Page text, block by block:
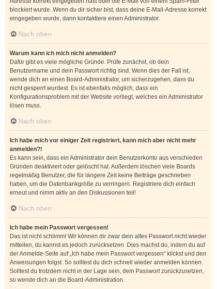
blockiert wurde. Wenn du dir sicher bist, dass deine E-Mail-Adresse korrekt
eingegeben wurde, dann kontaktiere einen Administrator.
Nach oben
Warum kann ich mich nicht anmelden?
Dafür gibt es viele mögliche Gründe. Prüfe zunächst, ob dein
Benutzername und dein Passwort richtig sind. Wenn dies der Fall ist,
wende dich an einen Board-Administrator, um sicherzugehen, dass du
nicht gesperrt wurdest. Es ist ebenfalls möglich, dass ein
Konfigurationsproblem mit der Website vorliegt, welches ein Administrator
lösen muss.
Nach oben
Ich habe mich vor einiger Zeit registriert, kann mich aber nicht mehr
anmelden?!
Es kann sein, dass ein Administrator dein Benutzerkonto aus verschieden
Gründen deaktiviert oder gelöscht hat. Außerdem löschen viele Boards
regelmäßig Benutzer, die für längere Zeit keine Beiträge geschrieben
haben, um die Datenbankgröße zu verringern. Registriere dich einfach
erneut und nimm aktiv an den Diskussionen teil!
Nach oben
Ich habe mein Passwort vergessen!
Das ist nicht schlimm! Wir können dir zwar dein altes Passwort nicht wieder
mitteilen, du kannst es jedoch zurücksetzen. Dies machst du, indem du auf
der Anmelde-Seite auf „Ich habe mein Passwort vergessen“ klickst und den
Anweisungen folgst. So solltest du dich schnell wieder anmelden können.
Solltest du trotzdem nicht in der Lage sein, dein Passwort zurückzusetzen,
so wende dich an die Board-Administration.